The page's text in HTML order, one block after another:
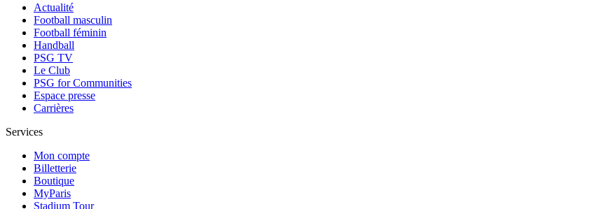
Actualité
Football masculin
Football féminin
Handball
PSG TV
Le Club
PSG for Communities
Espace presse
Carrières
Services
Mon compte
Billetterie
Boutique
MyParis
Stadium Tour